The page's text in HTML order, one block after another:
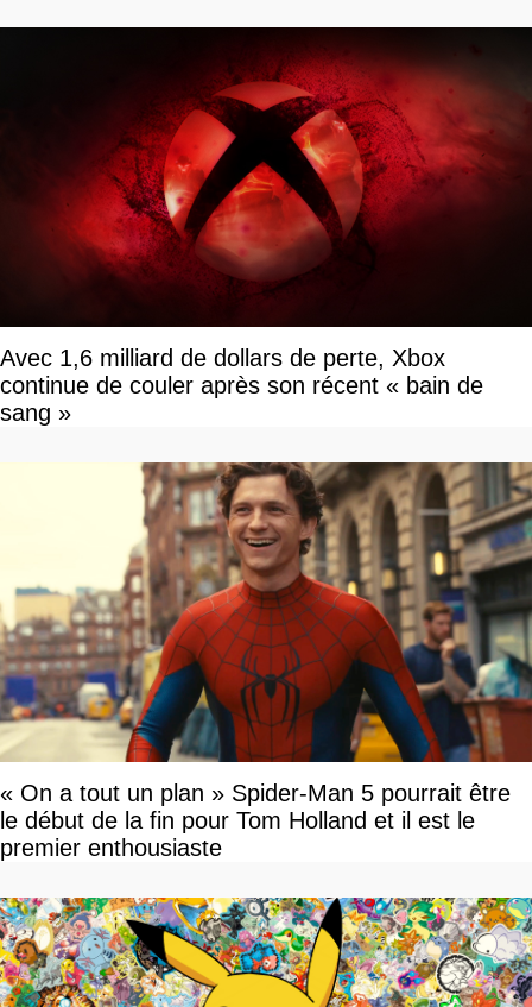
Avec 1,6 milliard de dollars de perte, Xbox
continue de couler après son récent « bain de
sang »
« On a tout un plan » Spider-Man 5 pourrait être
le début de la fin pour Tom Holland et il est le
premier enthousiaste